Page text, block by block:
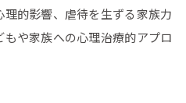
的影響、虐待を生ずる家族力
や家族への心理治療的アプロ